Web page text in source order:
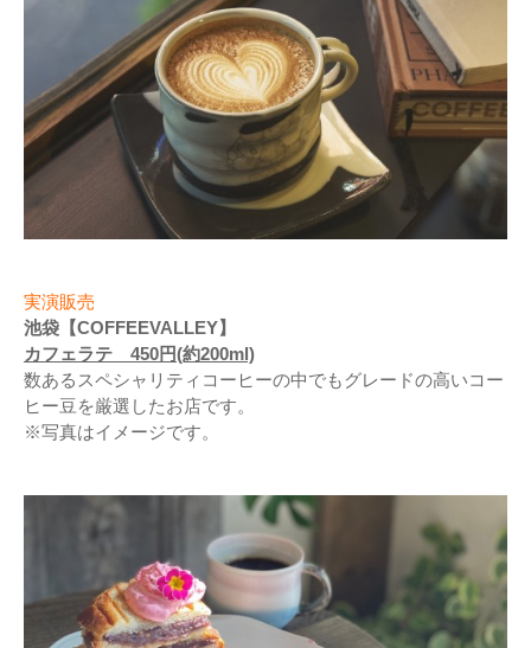
実演販売
池袋【COFFEEVALLEY】
カフェラテ 450円(約200ml)
数あるスペシャリティコーヒーの中でもグレードの高いコー
ヒー豆を厳選したお店です。
※写真はイメージです。